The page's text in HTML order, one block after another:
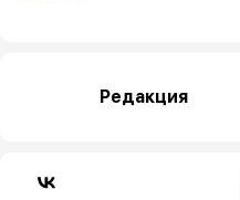
Редакция